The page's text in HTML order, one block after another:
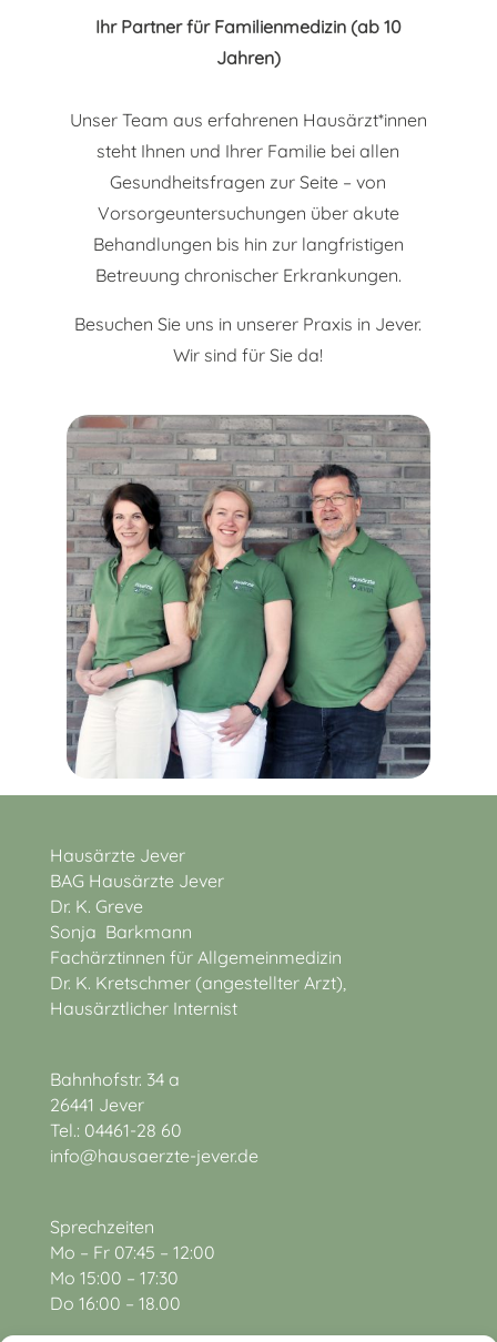
Ihr Partner für Familienmedizin (ab 10
Jahren)
Unser Team aus erfahrenen Hausärzt*innen
steht Ihnen und Ihrer Familie bei allen
Gesundheitsfragen zur Seite – von
Vorsorgeuntersuchungen über akute
Behandlungen bis hin zur langfristigen
Betreuung chronischer Erkrankungen.
Besuchen Sie uns in unserer Praxis in Jever.
Wir sind für Sie da!
Hausärzte Jever
BAG Hausärzte Jever
Dr. K. Greve
Sonja Barkmann
Fachärztinnen für Allgemeinmedizin
Dr. K. Kretschmer (angestellter Arzt),
Hausärztlicher Internist
Bahnhofstr. 34 a
26441 Jever
Tel.: 04461-28 60
info@hausaerzte-jever.de
Sprechzeiten
Mo – Fr 07:45 – 12:00
Mo 15:00 – 17:30
Do 16:00 – 18.00